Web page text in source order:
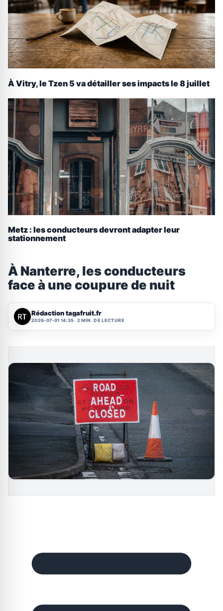
À Vitry, le Tzen 5 va détailler ses impacts le 8 juillet
Metz : les conducteurs devront adapter leur
stationnement
À Nanterre, les conducteurs
face à une coupure de nuit
Rédaction tagafruit.fr
2026-07-01 14:35 2 MIN. DE LECTURE